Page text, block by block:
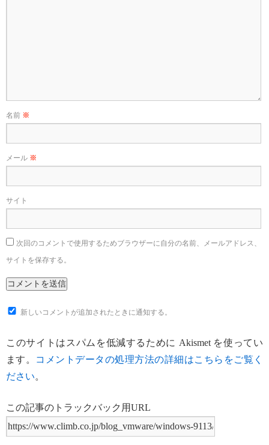
名前 ※
メール ※
サイト
次回のコメントで使用するためブラウザーに自分の名前、メールアドレス、
サイトを保存する。
新しいコメントが追加されたときに通知する。
このサイトはスパムを低減するために Akismet を使ってい
ます。 コメントデータの処理方法の詳細はこちらをご覧く
ださい。
この記事のトラックバック用URL